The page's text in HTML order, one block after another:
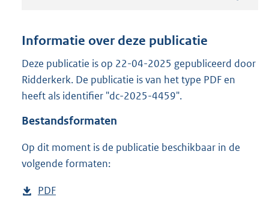
n
s
r
o
e
Informatie over deze publicatie
Deze publicatie is op 22-04-2025 gepubliceerd door
Ridderkerk. De publicatie is van het type PDF en
heeft als identifier "dc-2025-4459".
Bestandsformaten
Op dit moment is de publicatie beschikbaar in de
volgende formaten:
D
PDF